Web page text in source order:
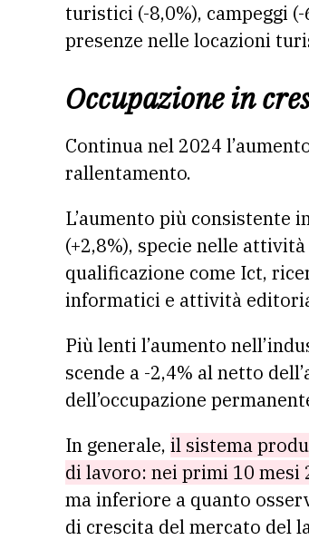
turistici (-8,0%), campeggi
presenze nelle locazioni
Occupazione in
Continua nel 2024
rallentamento.
L’aumento più consistente
(+2,8%), specie nelle
qualificazione come Ict,
informatici e attività
Più lenti l’aumento
scende a -2,4% al netto
dell’occupazione
In generale, il sistema
di lavoro: nei primi 10 mesi
ma inferiore a quanto
di crescita del mercato del